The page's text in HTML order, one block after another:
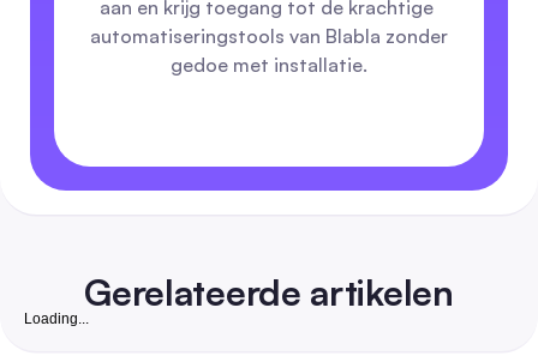
aan en krijg toegang tot de krachtige
automatiseringstools van Blabla zonder
gedoe met installatie.
Gerelateerde artikelen
Loading...